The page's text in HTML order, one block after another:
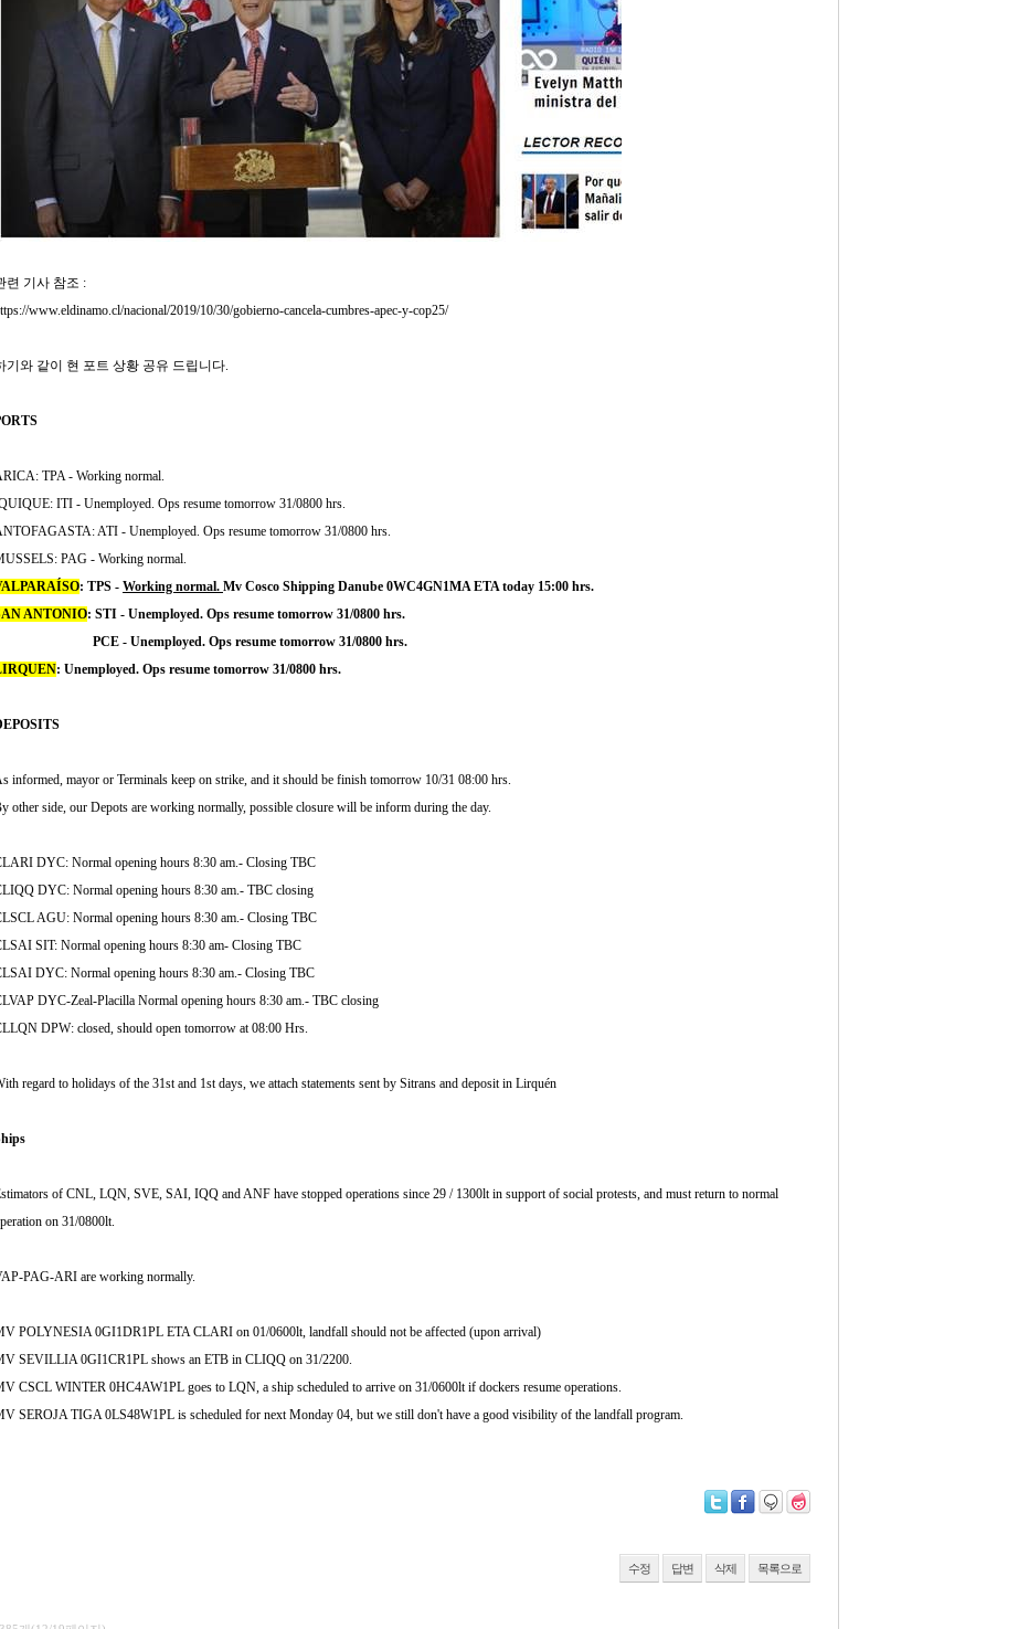
련 기사 참조 :
www.eldinamo.cl/nacional/2019/10/30/gobierno-cancela-cumbres-apec-y-cop25/
기와 같이 현 포트 상황 공유 드립니다.
TPA - Working normal.
ITI - Unemployed. Ops resume tomorrow 31/0800 hrs.
ATI - Unemployed. Ops resume tomorrow 31/0800 hrs.
PAG - Working normal.
: TPS - Working normal. Mv Cosco Shipping Danube 0WC4GN1MA ETA today 15:00 hrs.
ANTONIO: STI - Unemployed. Ops resume tomorrow 31/0800 hrs.
PCE - Unemployed. Ops resume tomorrow 31/0800 hrs.
: Unemployed. Ops resume tomorrow 31/0800 hrs.
informed, mayor or Terminals keep on strike, and it should be finish tomorrow 10/31 08:00 hrs.
other side, our Depots are working normally, possible closure will be inform during the day.
DYC: Normal opening hours 8:30 am.- Closing TBC
DYC: Normal opening hours 8:30 am.- TBC closing
AGU: Normal opening hours 8:30 am.- Closing TBC
SIT: Normal opening hours 8:30 am- Closing TBC
DYC: Normal opening hours 8:30 am.- Closing TBC
DYC-Zeal-Placilla Normal opening hours 8:30 am.- TBC closing
DPW: closed, should open tomorrow at 08:00 Hrs.
regard to holidays of the 31st and 1st days, we attach statements sent by Sitrans and deposit in Lirquén
of CNL, LQN, SVE, SAI, IQQ and ANF have stopped operations since 29 / 1300lt in support of social protests, and must return to normal
on 31/0800lt.
PAG-ARI are working normally.
POLYNESIA 0GI1DR1PL ETA CLARI on 01/0600lt, landfall should not be affected (upon arrival)
SEVILLIA 0GI1CR1PL shows an ETB in CLIQQ on 31/2200.
CSCL WINTER 0HC4AW1PL goes to LQN, a ship scheduled to arrive on 31/0600lt if dockers resume operations.
SEROJA TIGA 0LS48W1PL is scheduled for next Monday 04, but we still don't have a good visibility of the landfall program.
수정 답변 삭제 목록으로